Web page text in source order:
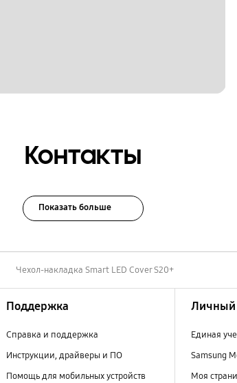
Контакты
Показать больше
Чехол-накладка Smart LED Cover S20+
Поддержка
Справка и поддержка
Инструкции, драйверы и ПО
Помощь для мобильных устройств
Личный
Единая
Samsung
Моя